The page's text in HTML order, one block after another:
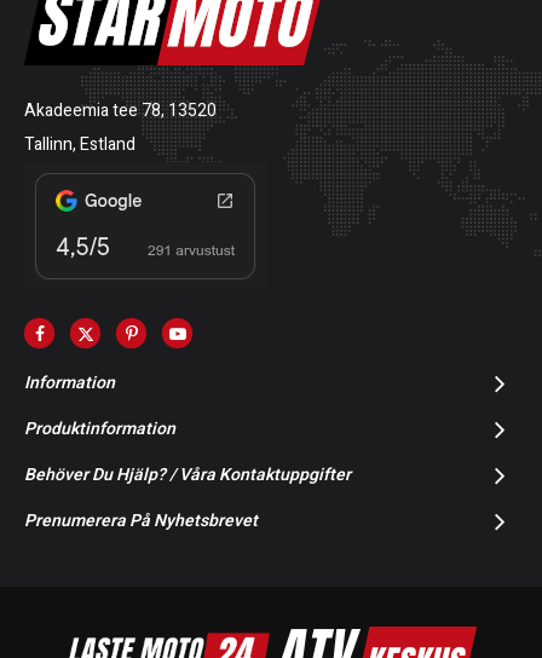
Akadeemia tee 78, 13520
Tallinn, Estland
Information
Produktinformation
Behöver Du Hjälp? / Våra Kontaktuppgifter
Prenumerera På Nyhetsbrevet